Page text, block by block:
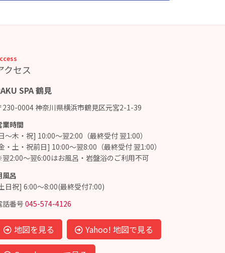
クセス
SPA 鶴見
230-0004 神奈川県横浜市鶴見区元宮2-1-39
業時間
～木・祝] 10:00～翌2:00（最終受付 翌1:00）
・土・祝前日] 10:00～翌8:00（最終受付 翌1:00）
2:00～翌6:00はお風呂・岩盤浴のご利用不可
風呂
日祝] 6:00～8:00(最終受付7:00)
話番号 045-574-4126
地図を見る Yahoo! 地図で見る